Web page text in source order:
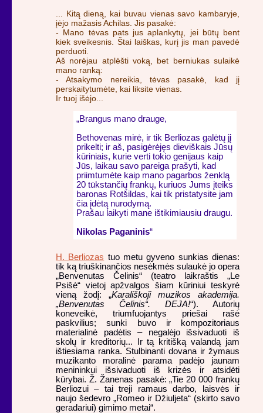
... Kitą dieną, kai buvau vienas savo kambaryje,
įėjo mažasis Achilas. Jis pasakė:
- Mano tėvas pats jus aplankytų, jei būtų bent
kiek sveikesnis. Štai laiškas, kurį jis man pavedė
perduoti.
Aš norėjau atplėšti voką, bet berniukas sulaikė
mano ranką:
- Atsakymo nereikia, tėvas pasakė, kad jį
perskaitytumėte, kai liksite vienas.
Ir tuoj išėjo...
„Brangus mano drauge,
Bethovenas mirė, ir tik Berliozas galėtų jį
prikelti; ir aš, pasigėrėjęs dieviškais Jūsų
kūriniais, kurie verti tokio genijaus kaip
Jūs, laikau savo pareiga prašyti, kad
priimtumėte kaip mano pagarbos ženklą
20 tūkstančių frankų, kuriuos Jums įteiks
baronas Rotšildas, kai tik pristatysite jam
čia įdėtą nurodymą.
Prašau laikyti mane ištikimiausiu draugu.
Nikolas Paganinis“
H. Berliozas tuo metu gyveno sunkias dienas:
tik ką triuškinančios nesėkmės sulaukė jo opera
„Benvenutas Čelinis“ (teatro laikraštis „Le
Psišė“ vietoj apžvalgos šiam kūriniui teskyrė
vieną žodį: „Karališkoji muzikos akademija.
„Benvenutas Čelinis“. DEJA!“). Autorių
koneveikė, triumfuojantys priešai rašė
paskvilius; sunki buvo ir kompozitoriaus
materialinė padėtis – negalėjo išsivaduoti iš
skolų ir kreditorių... Ir tą kritišką valandą jam
ištiesiama ranka. Stulbinanti dovana ir žymaus
muzikanto moralinė parama padėjo jaunam
menininkui išsivaduoti iš krizės ir atsidėti
kūrybai. Ž. Žanenas pasakė: „Tie 20 000 frankų
Berliozui – tai treji ramaus darbo, laisvės ir
naujo šedevro „Romeo ir Džiuljeta“ (skirto savo
geradariui) gimimo metai“.